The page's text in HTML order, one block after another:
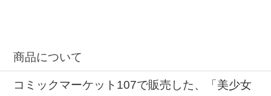
商品について
コミックマーケット107で販売した、「美少女